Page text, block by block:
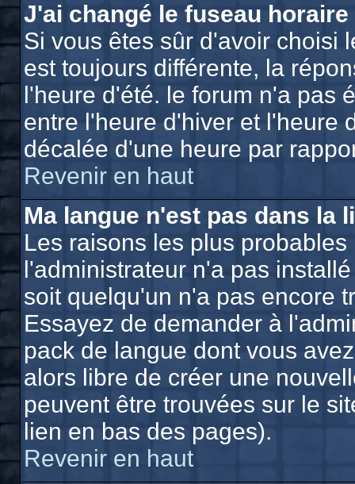
J'ai changé le fuseau
Si vous êtes sûr d'avoir choisi
est toujours différente, la
l'heure d'été. le forum n'a pas
entre l'heure d'hiver et l'heure
décalée d'une heure par
Revenir en haut
Ma langue n'est pas dans la
Les raisons les plus
l'administrateur n'a pas
soit quelqu'un n'a pas encore
Essayez de demander à
pack de langue dont vous
alors libre de créer une
peuvent être trouvées sur le
lien en bas des pages).
Revenir en haut